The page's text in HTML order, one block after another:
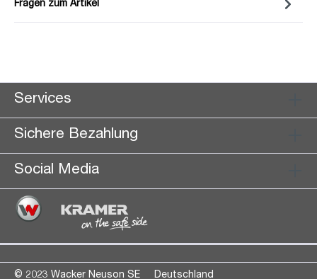
Fragen zum Artikel
Services
Sichere Bezahlung
Social Media
© 2023 Wacker Neuson SE Deutschland